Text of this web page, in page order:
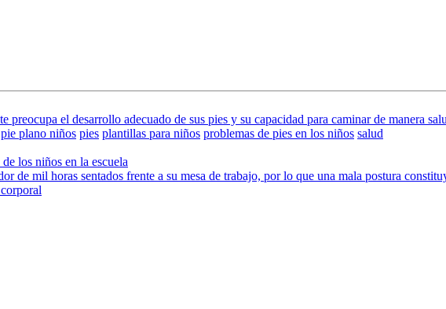
preocupa el desarrollo adecuado de sus pies y su capacidad para caminar de manera
pie plano niños pies plantillas para niños problemas de pies en los niños salud
los niños en la escuela
de mil horas sentados frente a su mesa de trabajo, por lo que una mala postura